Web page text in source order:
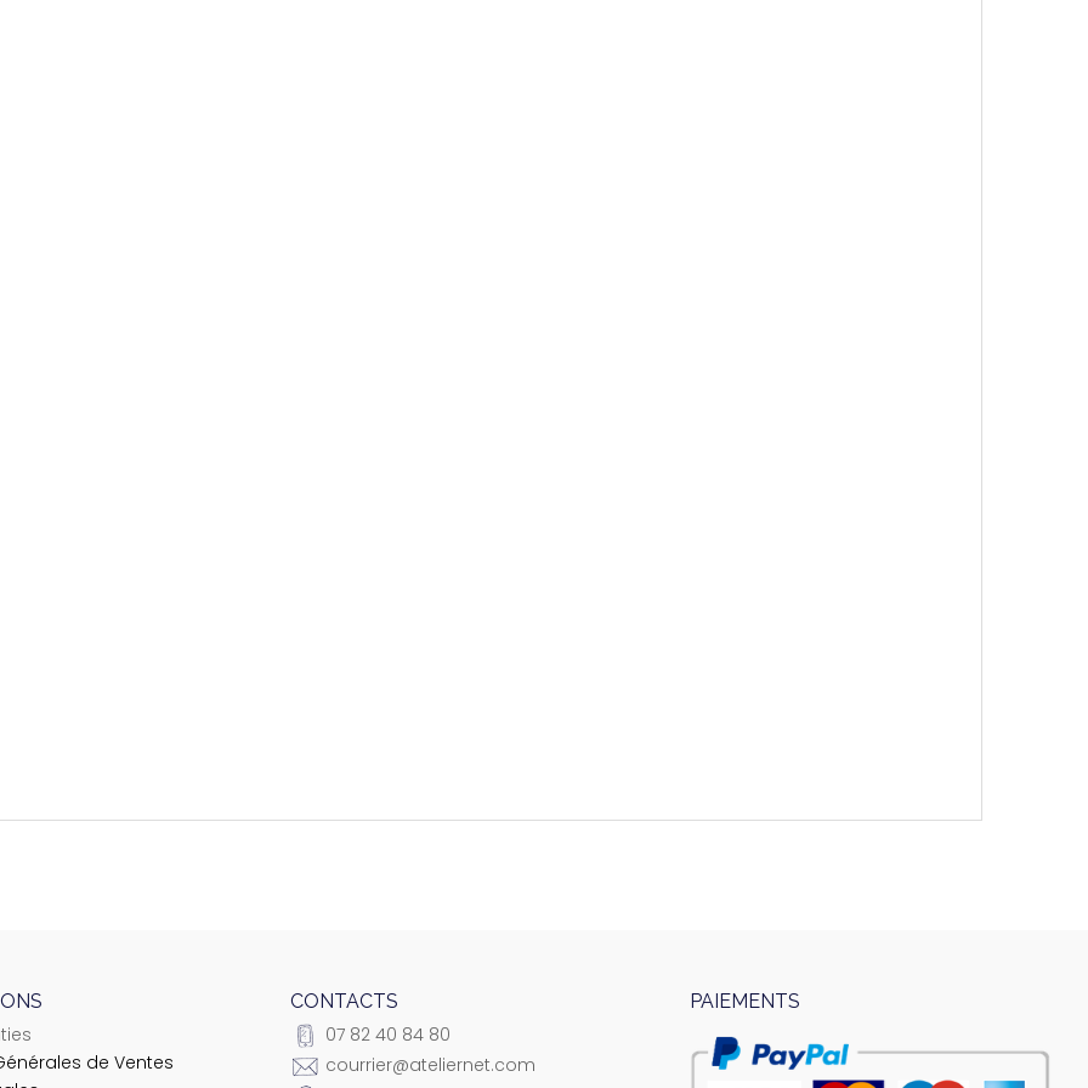
de Ventes
CONTACTS
07 82 40 84 80
courrier@ateliernet.com
PAIEMENTS